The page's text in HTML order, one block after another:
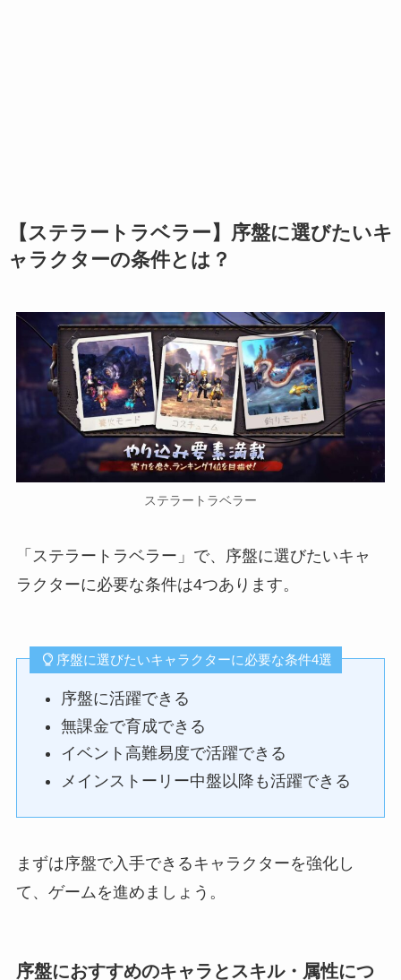
【ステラートラベラー】序盤に選びたいキ
ャラクターの条件とは？
ステラートラベラー
「ステラートラベラー」で、序盤に選びたいキャ
ラクターに必要な条件は4つあります。
序盤に選びたいキャラクターに必要な条件4選
序盤に活躍できる
無課金で育成できる
イベント高難易度で活躍できる
メインストーリー中盤以降も活躍できる
まずは序盤で入手できるキャラクターを強化し
て、ゲームを進めましょう。
序盤におすすめのキャラとスキル・属性につ